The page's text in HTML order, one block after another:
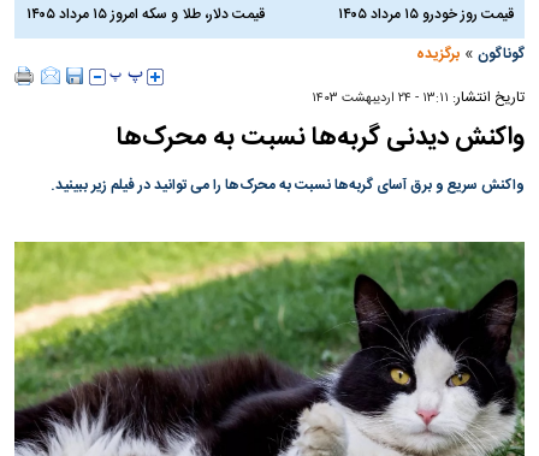
قیمت روز خودرو ۱۵ مرداد ۱۴۰۵
قیمت دلار، طلا و سکه امروز ۱۵ مرداد ۱۴۰۵
گوناگون »برگزیده
تاریخ انتشار: ۱۳:۱۱ - ۲۴ ارديبهشت ۱۴۰۳
واکنش دیدنی گربه‌ها نسبت به محرک‌ها
واکنش سریع و برق آسای گربه‌ها نسبت به محرک‌ها را می ‌توانید در فیلم زیر ببینید.